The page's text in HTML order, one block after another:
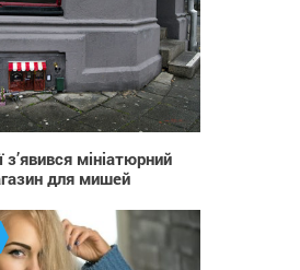
983
з’явився мініатюрний
для мишей